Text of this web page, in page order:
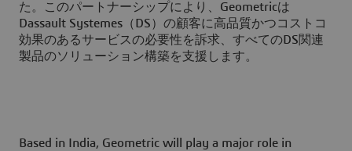
た。このパートナーシップにより、Geometricは
Dassault Systemes（DS）の顧客に高品質かつコストコ
効果のあるサービスの必要性を訴求、すべてのDS関連
製品のソリューション構築を支援します。
Based in India, Geometric will play a major role in